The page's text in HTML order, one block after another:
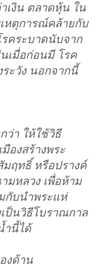
เงิน ตลาดหุ้น ใน
หตุการณ์คล้ายกับ
รคระบาดนับจาก
เมื่อก่อนมี โรค
ะวัง นอกจากนี้
ว่า ให้ใช้วิธี
องสร้างพระ
ฤทธิ์ หรือปรางค์
มหลวง เพื่อห้าม
กับนำพระแห่
ป็นวิธีโบราณกาล
ำนี้ได้
งด้าน